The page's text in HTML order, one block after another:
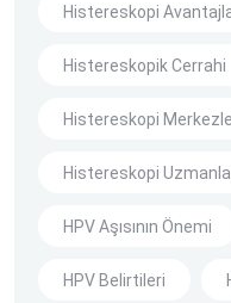
Histereskopi
Histereskopik Cerrahi
Histereskopi
Histereskopi
HPV Aşısının Önemi
HPV Belirtileri